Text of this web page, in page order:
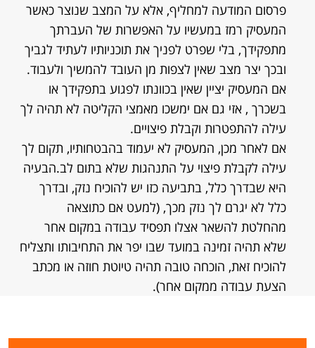
פרסום המודעה למחליף, אלא על המצב שנוצר כאשר
המעסיק רמז במעשיו על האפשרות של העברתך
מתפקידך, בלי שפרט לפניך את תוכניותיו לעתיד לגביך
ובכך יצר מצב שאין לצפות מן העובד להמשיך ולעבוד.
אם המעסיק יציין שאין בכוונתו לפגוע בתפקידך או
בשכרך , אזי גם אם ימשכו מאמצי הקליטה לא תהיה לך
עילה להתפטרות וקבלת פיצויים.
אם לאחר מכן, המעסיק לא יעמוד בהבטחותיו, תקום לך
עילה לקבלת פיצוי על התנהגות שלא בתום לב.הבעיה
היא שבדרך כלל, בתביעה כזו יש להוכיח נזק, ובדרך
כלל לא יגרם לך נזק מכך, (למעט אם כתוצאה
מהחלטת להשאר אצלו תפסיד עבודה במקום אחר
שלא תהיה זמינה במועד שבו יפר את התחיבותו ותצליח
להוכיח זאת, הוכחה טובה תהיה טיוטת חוזה או מכתב
הצעת עבודה ממקום אחר).